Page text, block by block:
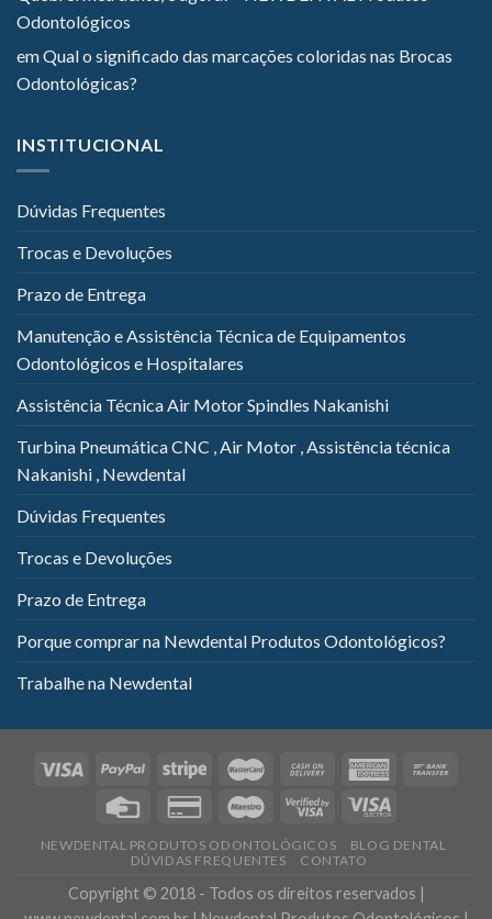
Odontológicos
emQual o significado das marcações coloridas nas Brocas
Odontológicas?
INSTITUCIONAL
Dúvidas Frequentes
Trocas e Devoluções
Prazo de Entrega
Manutenção e Assistência Técnica de Equipamentos
Odontológicos e Hospitalares
Assistência Técnica Air Motor Spindles Nakanishi
Turbina Pneumática CNC , Air Motor , Assistência técnica
Nakanishi , Newdental
Dúvidas Frequentes
Trocas e Devoluções
Prazo de Entrega
Porque comprar na Newdental Produtos Odontológicos?
Trabalhe na Newdental
NEWDENTAL PRODUTOS ODONTOLÓGICOS
BLOG DENTAL
DÚVIDAS FREQUENTES
CONTATO
Copyright © 2018 - Todos os direitos reservados |